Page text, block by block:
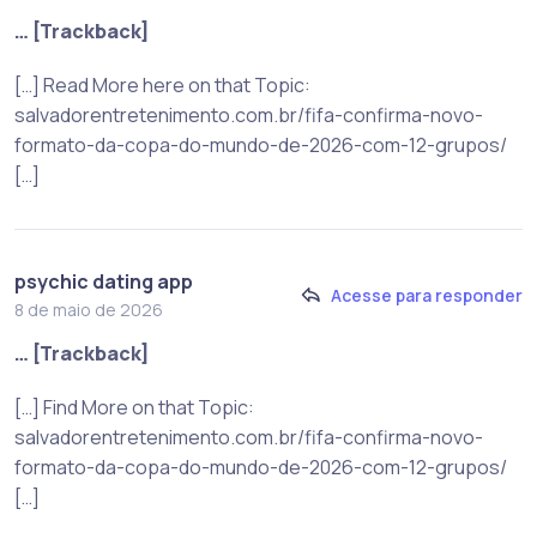
… [Trackback]
[…] Read More here on that Topic:
salvadorentretenimento.com.br/fifa-confirma-novo-
formato-da-copa-do-mundo-de-2026-com-12-grupos/
[…]
psychic dating app
8 de maio de 2026
Acesse para responder
… [Trackback]
[…] Find More on that Topic:
salvadorentretenimento.com.br/fifa-confirma-novo-
formato-da-copa-do-mundo-de-2026-com-12-grupos/
[…]